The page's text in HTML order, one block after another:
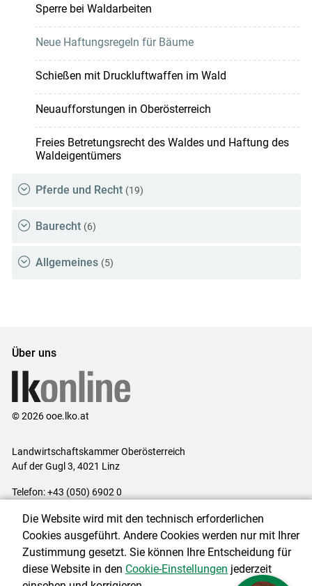
Sperre bei Waldarbeiten
Neue Haftungsregeln für Bäume
Schießen mit Druckluftwaffen im Wald
Neuaufforstungen in Oberösterreich
Freies Betretungsrecht des Waldes und Haftung des
Waldeigentümers
Pferde und Recht (19)
Baurecht (6)
Allgemeines (5)
Über uns
© 2026 ooe.lko.at
Landwirtschaftskammer Oberösterreich
Auf der Gugl 3, 4021 Linz
Telefon: +43 (050) 6902 0
Impressum|Kontakt|Gewinnspiele|Datenschutzerklärung |
Barrierefreiheit
Cookie-Einstellungen
Die Website wird mit den technisch erforderlichen
Cookies ausgeführt. Andere Cookies werden nur mit Ihrer
Zustimmung gesetzt. Sie können Ihre Entscheidung für
diese Website in den Cookie-Einstellungen jederzeit